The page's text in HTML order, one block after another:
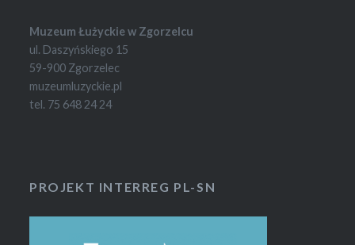
Muzeum Łużyckie w Zgorzelcu
ul. Daszyńskiego 15
59-900 Zgorzelec
muzeumluzyckie.pl
tel. 75 648 24 24
PROJEKT INTERREG PL-SN